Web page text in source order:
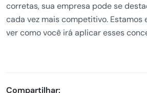
corretas, sua empresa pode se
cada vez mais competitivo. Estamos
ver como você irá aplicar esses
Compartilhar: